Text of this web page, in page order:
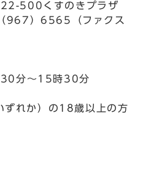
500くすのきプラザ
967）6565（ファクス
分～15時30分
ずれか）の18歳以上の方